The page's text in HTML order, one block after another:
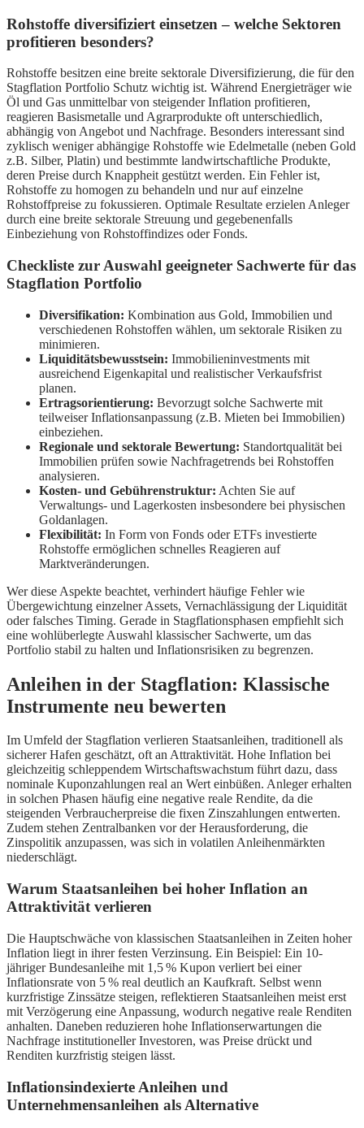
Rohstoffe diversifiziert einsetzen – welche Sektoren
profitieren besonders?
Rohstoffe besitzen eine breite sektorale Diversifizierung, die für den
Stagflation Portfolio Schutz wichtig ist. Während Energieträger wie
Öl und Gas unmittelbar von steigender Inflation profitieren,
reagieren Basismetalle und Agrarprodukte oft unterschiedlich,
abhängig von Angebot und Nachfrage. Besonders interessant sind
zyklisch weniger abhängige Rohstoffe wie Edelmetalle (neben Gold
z.B. Silber, Platin) und bestimmte landwirtschaftliche Produkte,
deren Preise durch Knappheit gestützt werden. Ein Fehler ist,
Rohstoffe zu homogen zu behandeln und nur auf einzelne
Rohstoffpreise zu fokussieren. Optimale Resultate erzielen Anleger
durch eine breite sektorale Streuung und gegebenenfalls
Einbeziehung von Rohstoffindizes oder Fonds.
Checkliste zur Auswahl geeigneter Sachwerte für das
Stagflation Portfolio
Diversifikation: Kombination aus Gold, Immobilien und
verschiedenen Rohstoffen wählen, um sektorale Risiken zu
minimieren.
Liquiditätsbewusstsein: Immobilieninvestments mit
ausreichend Eigenkapital und realistischer Verkaufsfrist
planen.
Ertragsorientierung: Bevorzugt solche Sachwerte mit
teilweiser Inflationsanpassung (z.B. Mieten bei Immobilien)
einbeziehen.
Regionale und sektorale Bewertung: Standortqualität bei
Immobilien prüfen sowie Nachfragetrends bei Rohstoffen
analysieren.
Kosten- und Gebührenstruktur: Achten Sie auf
Verwaltungs- und Lagerkosten insbesondere bei physischen
Goldanlagen.
Flexibilität: In Form von Fonds oder ETFs investierte
Rohstoffe ermöglichen schnelles Reagieren auf
Marktveränderungen.
Wer diese Aspekte beachtet, verhindert häufige Fehler wie
Übergewichtung einzelner Assets, Vernachlässigung der Liquidität
oder falsches Timing. Gerade in Stagflationsphasen empfiehlt sich
eine wohlüberlegte Auswahl klassischer Sachwerte, um das
Portfolio stabil zu halten und Inflationsrisiken zu begrenzen.
Anleihen in der Stagflation: Klassische
Instrumente neu bewerten
Im Umfeld der Stagflation verlieren Staatsanleihen, traditionell als
sicherer Hafen geschätzt, oft an Attraktivität. Hohe Inflation bei
gleichzeitig schleppendem Wirtschaftswachstum führt dazu, dass
nominale Kuponzahlungen real an Wert einbüßen. Anleger erhalten
in solchen Phasen häufig eine negative reale Rendite, da die
steigenden Verbraucherpreise die fixen Zinszahlungen entwerten.
Zudem stehen Zentralbanken vor der Herausforderung, die
Zinspolitik anzupassen, was sich in volatilen Anleihenmärkten
niederschlägt.
Warum Staatsanleihen bei hoher Inflation an
Attraktivität verlieren
Die Hauptschwäche von klassischen Staatsanleihen in Zeiten hoher
Inflation liegt in ihrer festen Verzinsung. Ein Beispiel: Ein 10-
jähriger Bundesanleihe mit 1,5 % Kupon verliert bei einer
Inflationsrate von 5 % real deutlich an Kaufkraft. Selbst wenn
kurzfristige Zinssätze steigen, reflektieren Staatsanleihen meist erst
mit Verzögerung eine Anpassung, wodurch negative reale Renditen
anhalten. Daneben reduzieren hohe Inflationserwartungen die
Nachfrage institutioneller Investoren, was Preise drückt und
Renditen kurzfristig steigen lässt.
Inflationsindexierte Anleihen und
Unternehmensanleihen als Alternative